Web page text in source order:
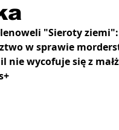
"Sieroty
w sprawie
nie wycofuje się z